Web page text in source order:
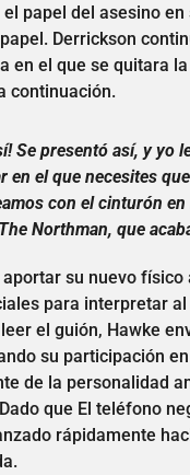
papel del asesino
Derrickson
en el que se quitara
continuación.
Se presentó así, y yo
el que necesites
con el cinturón
Northman, que
su nuevo
para interpretar
el guión, Hawke
su participación
de la personalidad
que El teléfono
rápidamente